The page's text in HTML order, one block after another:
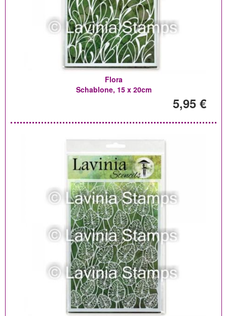
Flora
Schablone, 15 x 20cm
5,95 €